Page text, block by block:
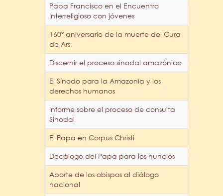
Papa Francisco en el Encuentro
Interreligioso con jóvenes
160º aniversario de la muerte del Cura
de Ars
Discernir el proceso sinodal amazónico
El Sínodo para la Amazonía y los
derechos humanos
Informe sobre el proceso de consulta
Sinodal
El Papa en Corpus Christi
Decálogo del Papa para los nuncios
Aporte de los obispos al diálogo
nacional